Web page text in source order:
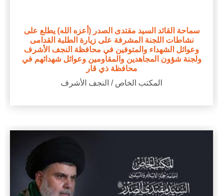
سماحة القائد السيد مقتدى الصدر (أعزه الله) يطلع على
نشاطات اللجنة المشرفة على زيارة الطلبة القدامى
وعوائل الشهداء والمتوفين في محافظة النجف الأشرف
ولجنة شؤون المجاهدين والمقاومين وعوائل شهدائهم في
محافظة ذي قار
المكتب الخاص / النجف الأشرف